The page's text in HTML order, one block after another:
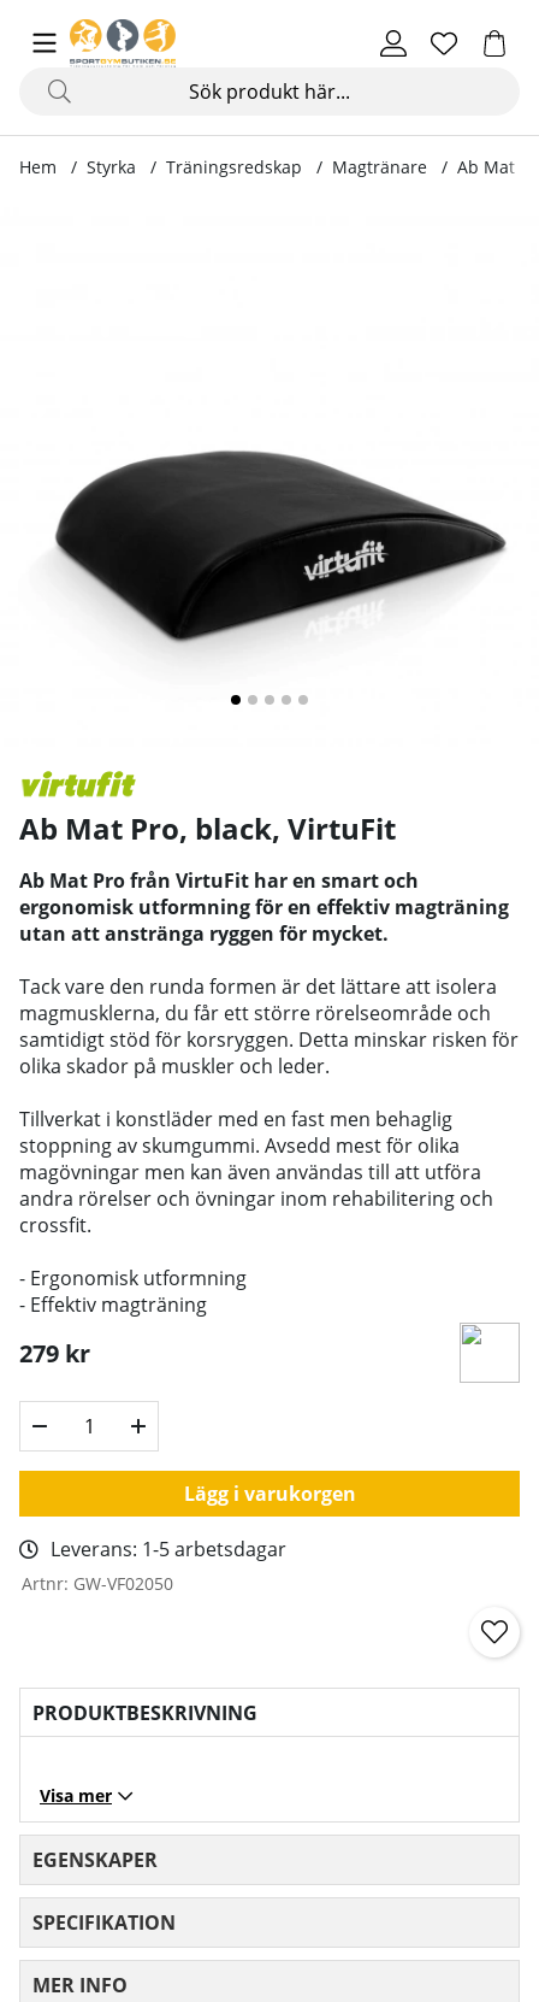
Hem Styrka Träningsredskap Magtränare Ab Mat
Ab Mat Pro, black, VirtuFit
Ab Mat Pro från VirtuFit har en smart och
ergonomisk utformning för en effektiv magträning
utan att anstränga ryggen för mycket.
Tack vare den runda formen är det lättare att isolera
magmusklerna, du får ett större rörelseområde och
samtidigt stöd för korsryggen. Detta minskar risken för
olika skador på muskler och leder.
Tillverkat i konstläder med en fast men behaglig
stoppning av skumgummi. Avsedd mest för olika
magövningar men kan även användas till att utföra
andra rörelser och övningar inom rehabilitering och
crossfit.
- Ergonomisk utformning
- Effektiv magträning
279 kr
Lägg i varukorgen
Leverans: 1-5 arbetsdagar
Artnr: GW-VF02050
PRODUKTBESKRIVNING
Visa mer
EGENSKAPER
SPECIFIKATION
MER INFO